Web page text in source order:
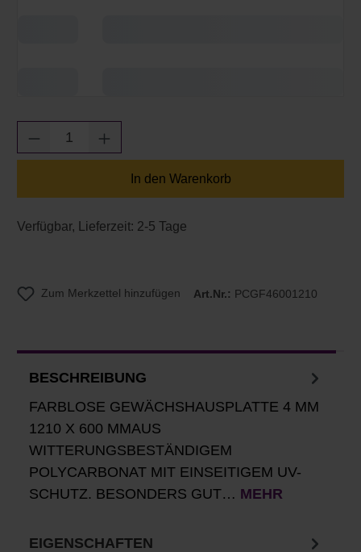
Produkt Anzahl: Gib den gewünschten
In den Warenkorb
Verfügbar, Lieferzeit: 2-5 Tage
Zum Merkzettel hinzufügen Art.Nr.: PCGF46001210
BESCHREIBUNG
FARBLOSE GEWÄCHSHAUSPLATTE 4 MM
1210 X 600 MMAUS
WITTERUNGSBESTÄNDIGEM
POLYCARBONAT MIT EINSEITIGEM UV-
SCHUTZ. BESONDERS GUT… MEHR
EIGENSCHAFTEN